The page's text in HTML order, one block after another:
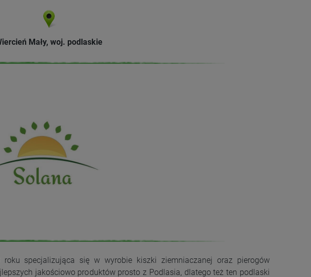
Mały, woj. podlaskie
specjalizująca się w wyrobie kiszki ziemniaczanej oraz pierogów
jakościowo produktów prosto z Podlasia, dlatego też ten podlaski